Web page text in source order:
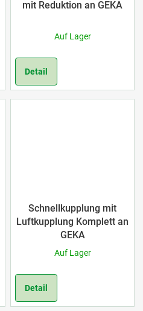
mit Reduktion an GEKA
Auf Lager
Detail
Schnellkupplung mit
Luftkupplung Komplett an
GEKA
Auf Lager
Detail